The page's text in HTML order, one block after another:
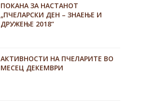
ПОКАНА ЗА НАСТАНОТ
„ПЧЕЛАРСКИ ДЕН – ЗНАЕЊЕ И
ДРУЖЕЊЕ 2018“
АКТИВНОСТИ НА ПЧЕЛАРИТЕ ВО
МЕСЕЦ ДЕКЕМВРИ